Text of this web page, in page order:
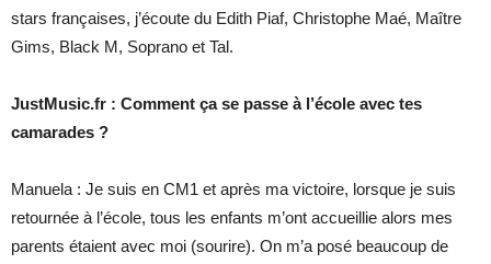
stars françaises, j’écoute du Edith Piaf, Christophe Maé, Maître
Gims, Black M, Soprano et Tal.
JustMusic.fr : Comment ça se passe à l’école avec tes
camarades ?
Manuela : Je suis en CM1 et après ma victoire, lorsque je suis
retournée à l’école, tous les enfants m’ont accueillie alors mes
parents étaient avec moi (sourire). On m’a posé beaucoup de